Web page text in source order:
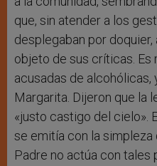
que, sin atender a los
desplegaban por
objeto de sus críticas. Es
acusadas de alcohólicas,
Margarita. Dijeron que la
«justo castigo del cielo».
se emitía con la simpleza
Padre no actúa con tales